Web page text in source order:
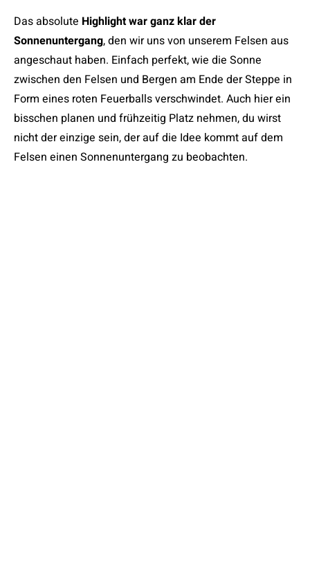
Das absolute Highlight war ganz klar der
Sonnenuntergang, den wir uns von unserem Felsen aus
angeschaut haben. Einfach perfekt, wie die Sonne
zwischen den Felsen und Bergen am Ende der Steppe in
Form eines roten Feuerballs verschwindet. Auch hier ein
bisschen planen und frühzeitig Platz nehmen, du wirst
nicht der einzige sein, der auf die Idee kommt auf dem
Felsen einen Sonnenuntergang zu beobachten.